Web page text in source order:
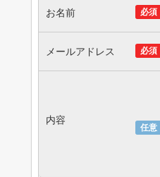
必須
お名前
必須
メールアドレス
任意
内容